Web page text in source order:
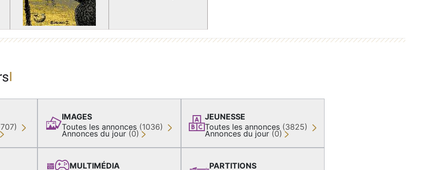
IMAGES
Toutes les annonces (1036)
Annonces du jour (0)
MULTIMÉDIA
JEUNESSE
Toutes les annonces (3825)
Annonces du jour (0)
PARTITIONS